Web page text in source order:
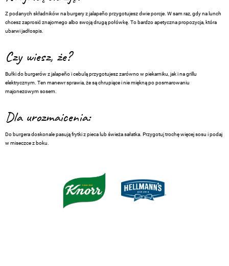
Z podanych składników na burgery z jalapeño przygotujesz dwie porcje. W sam raz, gdy na lunch
chcesz zaprosić znajomego albo swoją drugą połówkę. To bardzo apetyczna propozycja, która
ubarwi jadłospis.
Czy wiesz, że?
Bułki do burgerów z jalapeño i cebulą przygotujesz zarówno w piekarniku, jak i na grillu
elektrycznym. Ten manewr sprawia, że są chrupiące i nie miękną po posmarowaniu
majonezowym sosem.
Dla urozmaicenia:
Do burgera doskonale pasują frytki z pieca lub świeża sałatka. Przygotuj trochę więcej sosu i podaj
w miseczce z boku.